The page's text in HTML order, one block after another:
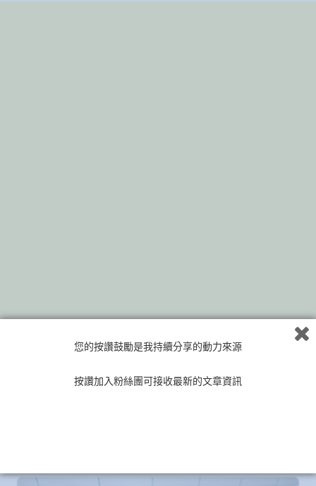
平常給豆豆食用零食也會順便訓練穩定度，也就是要有主人的同
您的按讚鼓勵是我持續分享的動力來源
按讚加入粉絲團可接收最新的文章資訊